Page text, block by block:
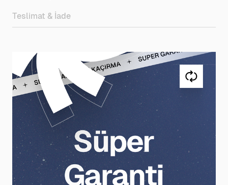
Teslimat & İade